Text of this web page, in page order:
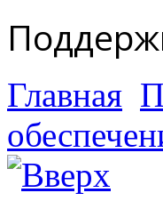
Главная